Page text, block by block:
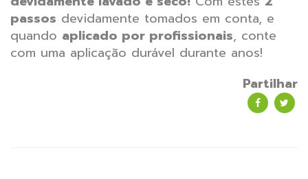
passos devidamente tomados em conta, e
quando aplicado por profissionais, conte
com uma aplicação durável durante anos!
Partilhar